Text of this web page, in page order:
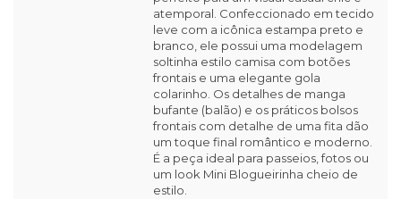
atemporal. Confeccionado em tecido
leve com a icônica estampa preto e
branco, ele possui uma modelagem
soltinha estilo camisa com botões
frontais e uma elegante gola
colarinho. Os detalhes de manga
bufante (balão) e os práticos bolsos
frontais com detalhe de uma fita dão
um toque final romântico e moderno.
É a peça ideal para passeios, fotos ou
um look Mini Blogueirinha cheio de
estilo.